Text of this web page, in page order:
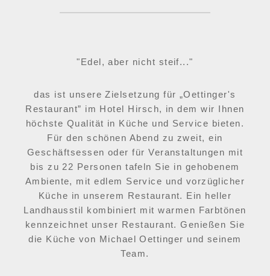
"Edel, aber nicht steif..."
das ist unsere Zielsetzung für „Oettinger's
Restaurant” im Hotel Hirsch, in dem wir Ihnen
höchste Qualität in Küche und Service bieten.
Für den schönen Abend zu zweit, ein
Geschäftsessen oder für Veranstaltungen mit
bis zu 22 Personen tafeln Sie in gehobenem
Ambiente, mit edlem Service und vorzüglicher
Küche in unserem Restaurant. Ein heller
Landhausstil kombiniert mit warmen Farbtönen
kennzeichnet unser Restaurant. Genießen Sie
die Küche von Michael Oettinger und seinem
Team.